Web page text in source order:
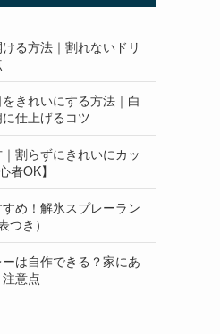
る方法｜割れないドリ
きれいにする方法｜白
仕上げるコツ
割らずにきれいにカッ
者OK】
め！解氷スプレーラン
つき）
ーは自作できる？家にあ
意点